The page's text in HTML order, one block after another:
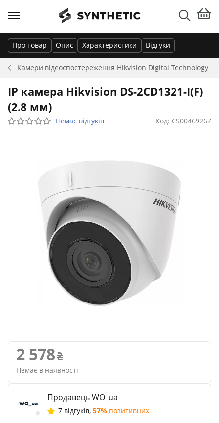
Камери відеоспостереження Hikvision Digital Technology
Про товар Опис Характеристики Відгуки
IP камера Hikvision DS-2CD1321-I(F)
(2.8 мм)
Немає відгуків Код: CS00469267
2 578
Немає в наявності
Продавець WO_ua
7 відгуків, 57% позитивних